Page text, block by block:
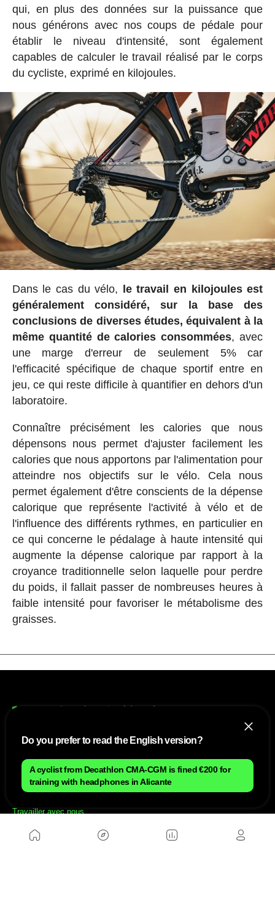
qui, en plus des données sur la puissance que
nous générons avec nos coups de pédale pour
établir le niveau d'intensité, sont également
capables de calculer le travail réalisé par le corps
du cycliste, exprimé en kilojoules.
Dans le cas du vélo, le travail en kilojoules est
généralement considéré, sur la base des
conclusions de diverses études, équivalent à la
même quantité de calories consommées, avec
une marge d'erreur de seulement 5% car
l'efficacité spécifique de chaque sportif entre en
jeu, ce qui reste difficile à quantifier en dehors d'un
laboratoire.
Connaître précisément les calories que nous
dépensons nous permet d'ajuster facilement les
calories que nous apportons par l'alimentation pour
atteindre nos objectifs sur le vélo. Cela nous
permet également d'être conscients de la dépense
calorique que représente l'activité à vélo et de
l'influence des différents rythmes, en particulier en
ce qui concerne le pédalage à haute intensité qui
augmente la dépense calorique par rapport à la
croyance traditionnelle selon laquelle pour perdre
du poids, il fallait passer de nombreuses heures à
faible intensité pour favoriser le métabolisme des
graisses.
NOUS
Plan du site
Travailler avec nous
SITES D'AMIS
Do you prefer to read the English version?
A cyclist from Decathlon CMA-CGM is fined €200 for
training with headphones in Alicante